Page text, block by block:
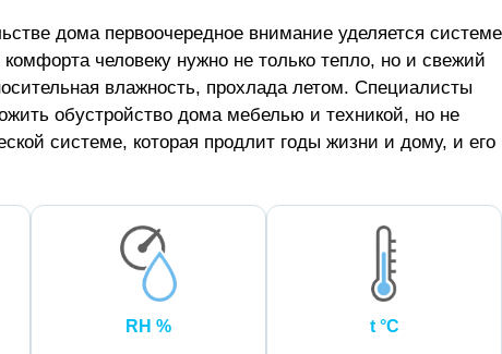
дома первоочередное внимание уделяется системе
человеку нужно не только тепло, но и свежий
влажность, прохлада летом. Специалисты
обустройство дома мебелью и техникой, но не
системе, которая продлит годы жизни и дому, и его
RH % t °C